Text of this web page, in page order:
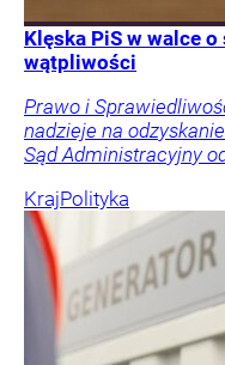
Klęska PiS w walce
wątpliwości
Prawo i
nadzieje na
Sąd Administracyjny
KrajPolityka